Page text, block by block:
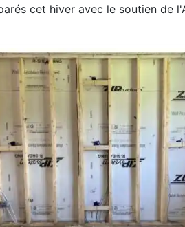
cet hiver avec le soutien de